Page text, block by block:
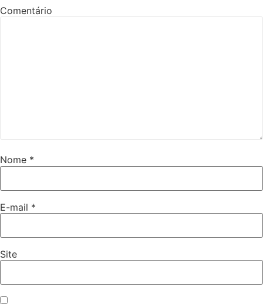
Comentário
Nome *
E-mail *
Site